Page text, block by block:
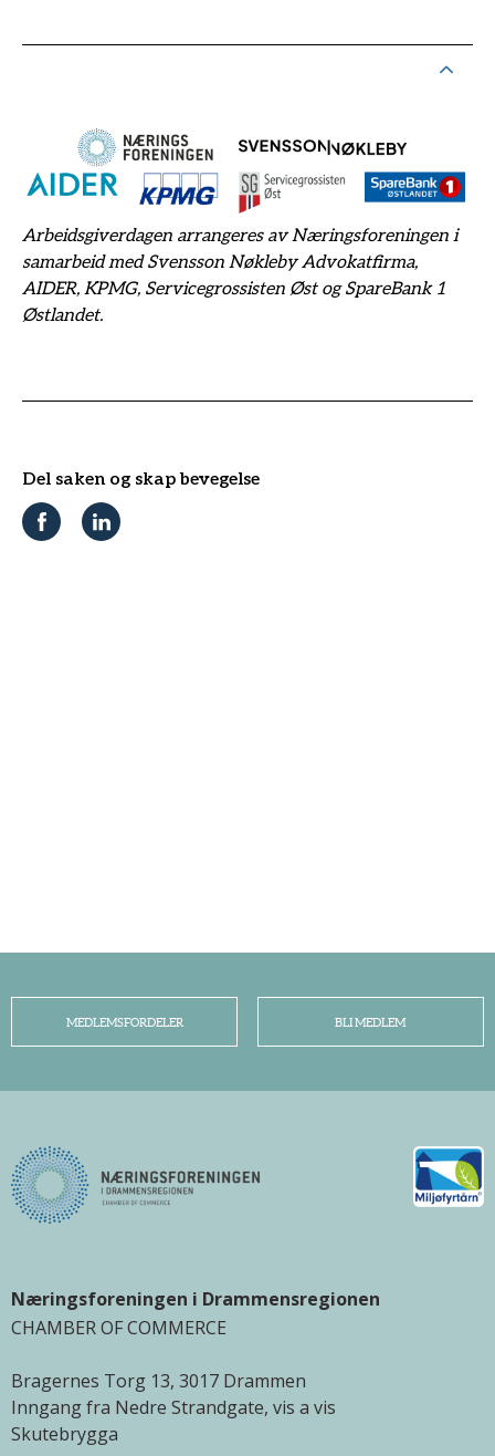
MEDLEMSFORDELER BLI MEDLEM
Næringsforeningen i Drammensregionen
CHAMBER OF COMMERCE
Bragernes Torg 13, 3017 Drammen
Inngang fra Nedre Strandgate, vis a vis
Skutebrygga